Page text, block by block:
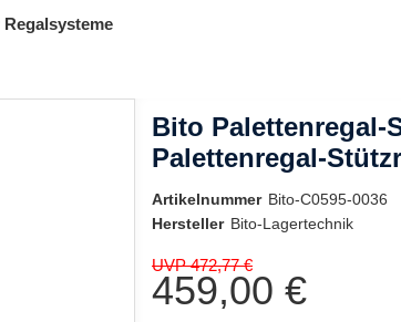
Bito Palettenregal-
Palettenregal-
Artikelnummer Bito-C0595-0036
Hersteller Bito-Lagertechnik
UVP 472,77 €
459,00 €